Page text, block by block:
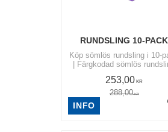
RUNDSLING 10-PACK
Köp sömlös rundsling i 10-
| Färgkodad sömlös
norm EN 1492-2 |
Säkerhetsfaktor 7:1
253,00 KR
288,00KR
INFO